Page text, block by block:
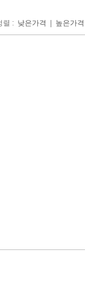
렬 : 낮은가격 높은가격